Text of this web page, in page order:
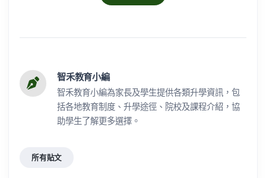
智禾教育小編
智禾教育小編為家長及學生提供各類升學資訊，包
括各地教育制度、升學途徑、院校及課程介紹，協
助學生了解更多選擇。
所有貼文